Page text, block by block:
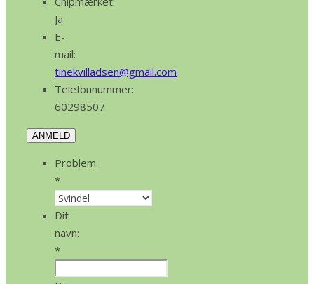
Ja
E-
mail:
tinekvilladsen@gmail.com
Telefonnummer:
60298507
ANMELD
Problem:
*
Dit
navn:
*